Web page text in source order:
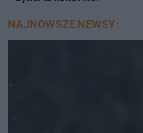
NAJNOWSZE NEWSY: